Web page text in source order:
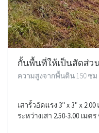
กั้นพื้นที่ให้เป็นสัดส่ว
ความสูงจากพื้นดิน 150 ซม
เสารั้วอัดแรง 3" x 3" x
ระหว่างเสา 2.50-3.00 เม